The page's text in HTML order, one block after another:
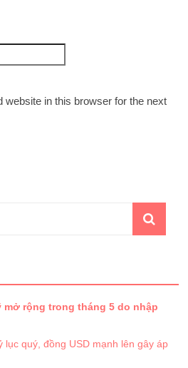
website in this browser for the next
rộng trong tháng 5 do nhập
lục quý, đồng USD mạnh lên gây áp